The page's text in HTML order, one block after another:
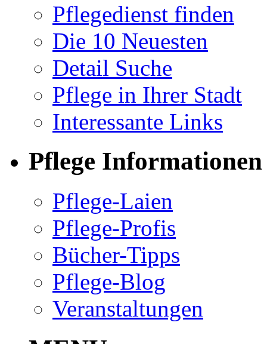
Pflegedienst finden
Die 10 Neuesten
Detail Suche
Pflege in Ihrer Stadt
Interessante Links
Pflege Informationen
Pflege-Laien
Pflege-Profis
Bücher-Tipps
Pflege-Blog
Veranstaltungen